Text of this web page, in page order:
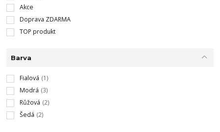
Akce
Doprava ZDARMA
TOP produkt
Barva
Fialová (1)
Modrá (3)
Růžová (2)
Šedá (2)